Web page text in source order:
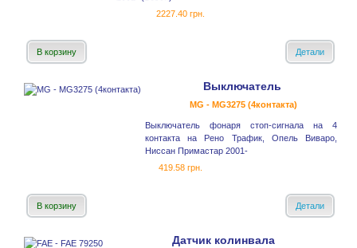
2227.40 грн.
В корзину Детали
Выключатель
MG - MG3275 (4контакта)
Выключатель фонаря стоп-сигнала на 4
контакта на Рено Трафик, Опель Виваро,
Ниссан Примастар 2001-
419.58 грн.
В корзину Детали
Датчик колинвала